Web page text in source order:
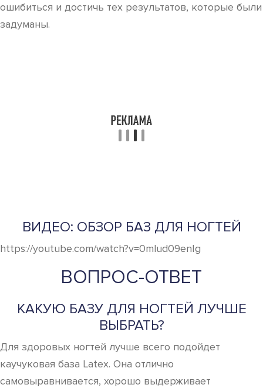
ошибиться и достичь тех результатов, которые были
задуманы.
ВИДЕО: ОБЗОР БАЗ ДЛЯ НОГТЕЙ
https://youtube.com/watch?v=0mlud09enIg
ВОПРОС-ОТВЕТ
КАКУЮ БАЗУ ДЛЯ НОГТЕЙ ЛУЧШЕ
ВЫБРАТЬ?
Для здоровых ногтей лучше всего подойдет
каучуковая база Latex. Она отлично
самовыравнивается, хорошо выдерживает